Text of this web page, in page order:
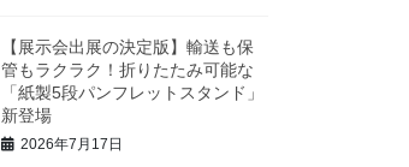
【展示会出展の決定版】輸送も保
管もラクラク！折りたたみ可能な
「紙製5段パンフレットスタンド」
新登場
2026年7月17日